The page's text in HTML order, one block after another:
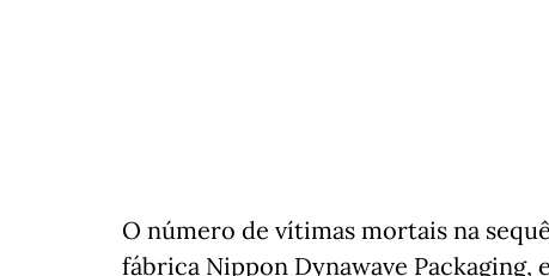
O número de vítimas mortais na
fábrica Nippon Dynawave